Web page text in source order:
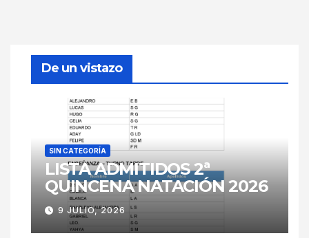
De un vistazo
SIN CATEGORÍA
LISTA ADMITIDOS 2ª
QUINCENA NATACIÓN 2026
9 JULIO, 2026